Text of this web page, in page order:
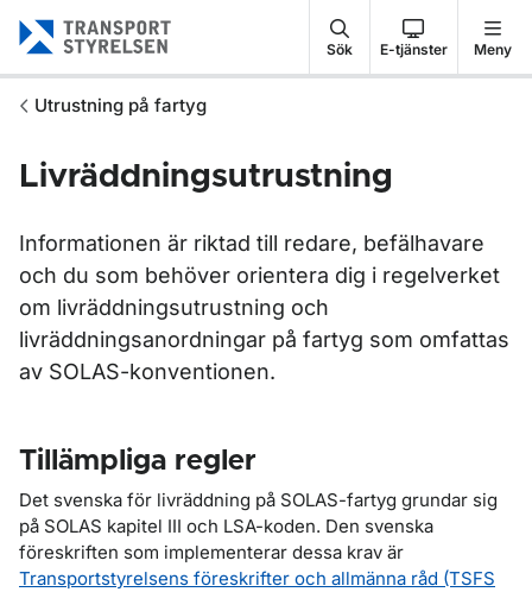
Gå till sidans innehåll Sök E-tjänster Meny
Utrustning på fartyg
Livräddningsutrustning
Informationen är riktad till redare, befälhavare
och du som behöver orientera dig i regelverket
om livräddningsutrustning och
livräddningsanordningar på fartyg som omfattas
av SOLAS-konventionen.
Tillämpliga regler
Det svenska för livräddning på SOLAS-fartyg grundar sig
på SOLAS kapitel III och LSA-koden. Den svenska
föreskriften som implementerar dessa krav är
Transportstyrelsens föreskrifter och allmänna råd (TSFS